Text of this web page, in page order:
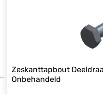
Zeskanttapbout
Onbehandeld